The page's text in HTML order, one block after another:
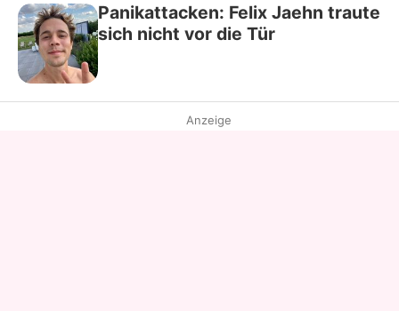
Panikattacken: Felix Jaehn traute
sich nicht vor die Tür
Anzeige